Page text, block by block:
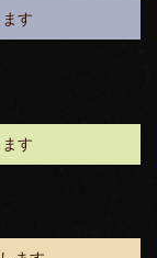
す
す